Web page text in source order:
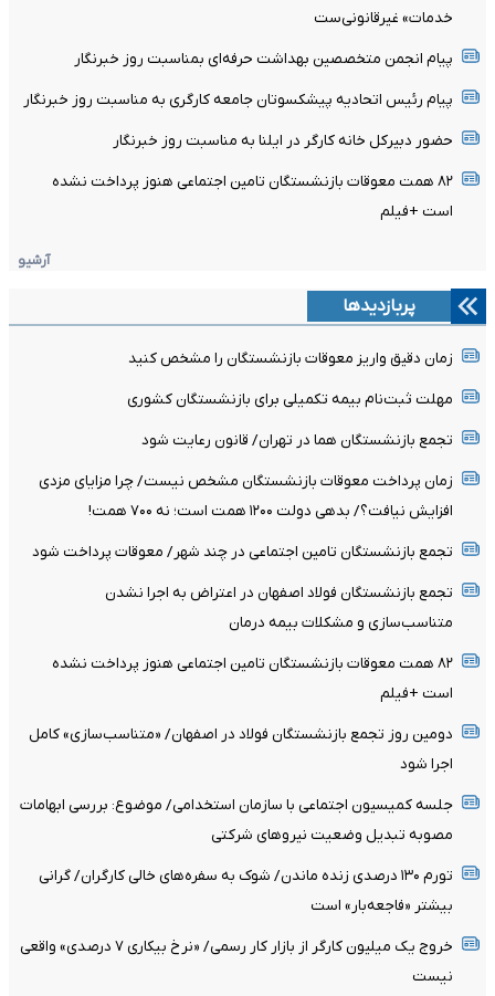
خدمات» غیرقانونی‌ست
پیام انجمن متخصصین بهداشت حرفه‌ای بمناسبت روز خبرنگار
پیام رئیس اتحادیه پیشکسوتان جامعه کارگری به مناسبت روز خبرنگار
حضور دبیرکل خانه کارگر در ایلنا به مناسبت روز خبرنگار
۸۲ همت معوقات بازنشستگان تامین اجتماعی هنوز پرداخت نشده
است +فیلم
آرشیو
پربازدیدها
زمان دقیق واریز معوقات بازنشستگان را مشخص کنید
مهلت ثبت‌نام بیمه تکمیلی برای بازنشستگان کشوری
تجمع بازنشستگان هما در تهران/ قانون رعایت شود
زمان پرداخت معوقات بازنشستگان مشخص نیست/ چرا مزایای مزدی
افزایش نیافت؟/ بدهی دولت ۱۲۰۰ همت است؛ نه ۷۰۰ همت!
تجمع بازنشستگان تامین اجتماعی در چند شهر/ معوقات پرداخت شود
تجمع بازنشستگان فولاد اصفهان در اعتراض به اجرا نشدن
متناسب‌سازی و مشکلات بیمه درمان
۸۲ همت معوقات بازنشستگان تامین اجتماعی هنوز پرداخت نشده
است +فیلم
دومین روز تجمع بازنشستگان فولاد در اصفهان/ «متناسب‌سازی» کامل
اجرا شود
جلسه کمیسیون اجتماعی با سازمان استخدامی/ موضوع: بررسی ابهامات
مصوبه تبدیل وضعیت نیروهای شرکتی
تورم ۱۳۰ درصدی زنده ماندن/ شوک به سفره‌های خالی کارگران/ گرانی
بیشتر «فاجعه‌بار» است
خروج یک میلیون کارگر از بازار کار رسمی/ «نرخ بیکاری ۷ درصدی» واقعی
نیست